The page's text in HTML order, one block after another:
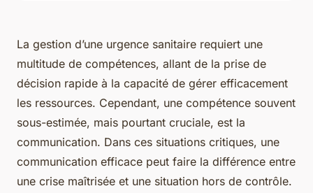
La gestion d’une urgence sanitaire requiert une
multitude de compétences, allant de la prise de
décision rapide à la capacité de gérer efficacement
les ressources. Cependant, une compétence souvent
sous-estimée, mais pourtant cruciale, est la
communication. Dans ces situations critiques, une
communication efficace peut faire la différence entre
une crise maîtrisée et une situation hors de contrôle.